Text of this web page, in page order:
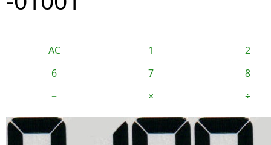
AC 1
2
6
7
8
−
× ÷